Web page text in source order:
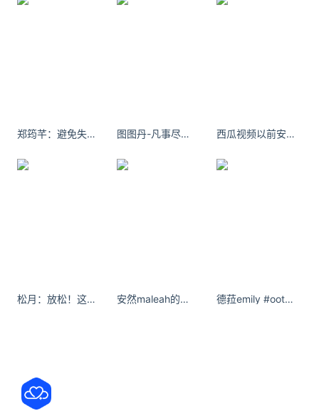
花椒粉、少许盐和砂糖后淋上热油。
3、调料碗中再加入1勺生抽、1勺香醋、1勺蚝油和1勺
郑筠芊：避免失望的最好办法，就是不寄希望于任何人、任何事。 图图丹-凡事尽力而为，而后顺其自然。 西瓜视频以前安稳是为了你，后来潇洒是为了我自己。
松月：放松！这次给大家带来的是《巫山松弛舞》 安然maleah的专业素养和独特的魅力使她在工作领域中脱颖而出 德菈emily #ootd #来拍照了 #live #分享图片- 小红书